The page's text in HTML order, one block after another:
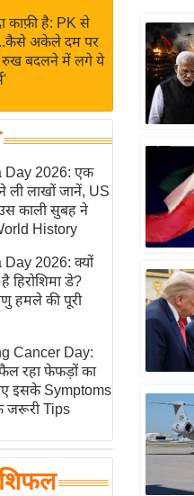
काफ़ी है: PK से
अकेले दम पर
रुख बदलने में लगे ये
Day 2026: एक
ली लाखों जानें, US
काली सुबह ने
History
2026: क्यों
हिरोशिमा डे?
हमले की पूरी
Cancer Day:
रहा फेफड़ों का
इसके Symptoms
जरूरी Tips